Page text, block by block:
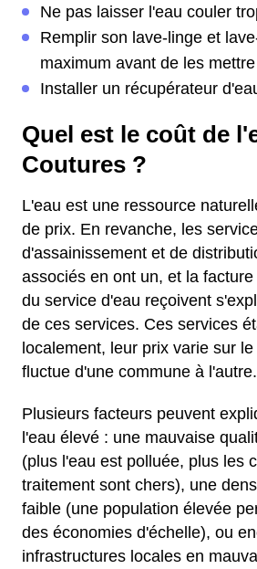
Ne pas laisser l'eau couler
Remplir son lave-linge et
maximum avant de les
Installer un récupérateur
Quel est le coût de
Coutures ?
L'eau est une ressource
de prix. En revanche, les
d'assainissement et de
associés en ont un, et la
du service d'eau reçoivent
de ces services. Ces services
localement, leur prix varie sur
fluctue d'une commune à l'autre.
Plusieurs facteurs peuvent
l'eau élevé : une mauvaise
(plus l'eau est polluée, plus les
traitement sont chers), une
faible (une population élevée
des économies d'échelle), ou
infrastructures locales en